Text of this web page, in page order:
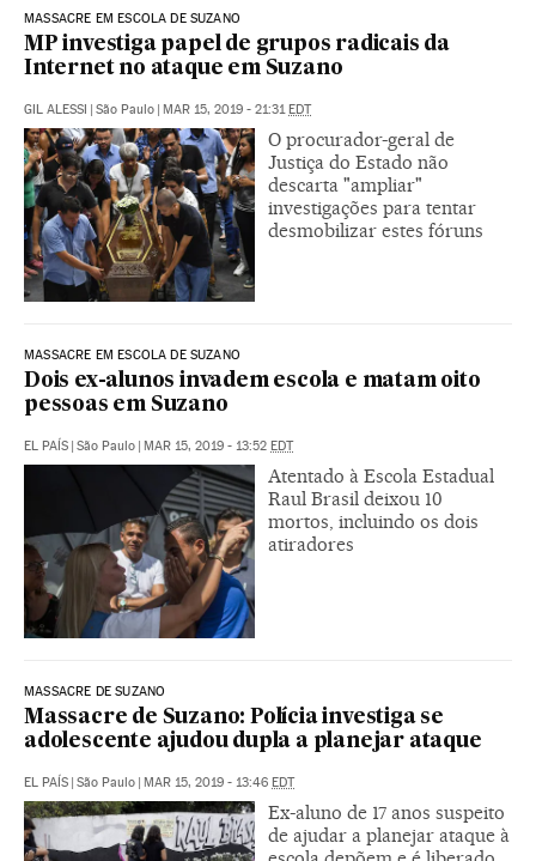
MASSACRE EM ESCOLA DE SUZANO
MP investiga papel de grupos radicais da
Internet no ataque em Suzano
GIL ALESSI | São Paulo | MAR 15, 2019 - 21:31EDT
O procurador-geral de
Justiça do Estado não
descarta "ampliar"
investigações para tentar
desmobilizar estes fóruns
MASSACRE EM ESCOLA DE SUZANO
Dois ex-alunos invadem escola e matam oito
pessoas em Suzano
EL PAÍS | São Paulo | MAR 15, 2019 - 13:52 EDT
Atentado à Escola Estadual
Raul Brasil deixou 10
mortos, incluindo os dois
atiradores
MASSACRE DE SUZANO
Massacre de Suzano: Polícia investiga se
adolescente ajudou dupla a planejar ataque
EL PAÍS | São Paulo | MAR 15, 2019 - 13:46 EDT
Ex-aluno de 17 anos suspeito
de ajudar a planejar ataque à